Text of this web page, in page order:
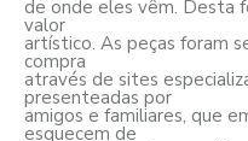
de onde eles vêm. Desta
valor
artístico. As peças foram
compra
através de sites
presenteadas por
amigos e familiares, que
esquecem de